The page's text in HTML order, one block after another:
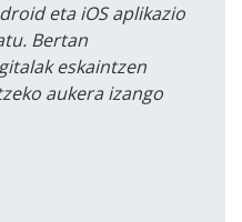
eta iOS aplikazio
Bertan
eskaintzen
aukera izango